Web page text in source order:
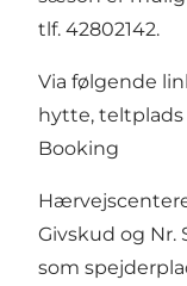
tlf. 42802142.
Via følgende
hytte, teltplads
Booking
Givskud og Nr.
som